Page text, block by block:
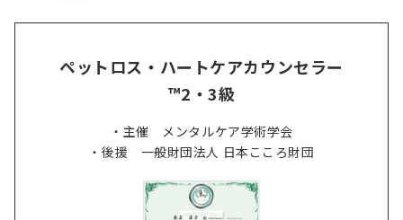
ペットロス・ハートケアカウンセラー
™2・3級
・主催 メンタルケア学術学会
・後援 一般財団法人 日本こころ財団